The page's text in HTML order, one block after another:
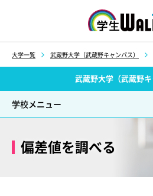
大学一覧 武蔵野大学（武蔵野キャンパス）
武蔵野大学（武蔵野キ
学校メニュー
偏差値を調べる